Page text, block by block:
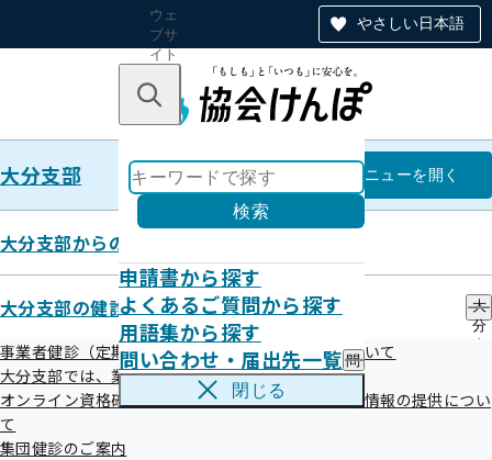
やさしい日本語
ウェ
ブサ
イト
のナ
ン
キーワードで探す
検索
申請書から探す
よくあるご質問から探す
用語集から探す
問い合わせ・届出先一覧 問
い
閉じる
大分支部 大分支部
メニューを開く
大分支部からのお知らせ
大分支部の健診・保健指導のご案内
大
分
健
事業者健診（定期健康診断）データの提供方法について
大分支部では、業務の一部を外部委託しています
オンライン資格確認等システムによる特定健康診査情報の提供につい
て
集団健診のご案内
特定保健指導保健師（契約職員）
の募集について